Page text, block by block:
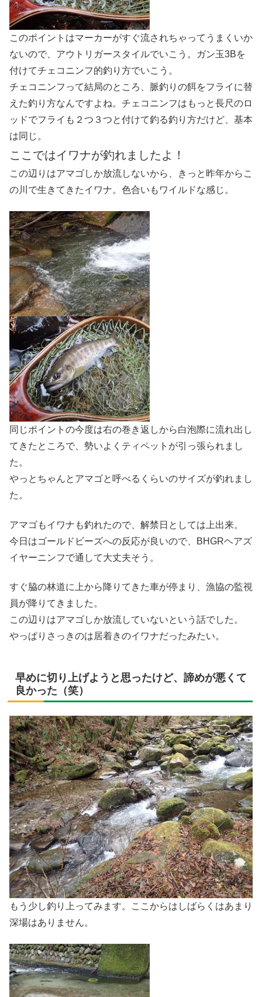
このポイントはマーカーがすぐ流されちゃってうまくいか
ないので、アウトリガースタイルでいこう。ガン玉3Bを
付けてチェコニンフ的釣り方でいこう。
チェコニンフって結局のところ、脈釣りの餌をフライに替
えた釣り方なんですよね。チェコニンフはもっと長尺のロ
ッドでフライも２つ３つと付けて釣る釣り方だけど、基本
は同じ。
ここではイワナが釣れましたよ！
この辺りはアマゴしか放流しないから、きっと昨年からこ
の川で生きてきたイワナ。色合いもワイルドな感じ。
同じポイントの今度は右の巻き返しから白泡際に流れ出し
てきたところで、勢いよくティペットが引っ張られまし
た。
やっとちゃんとアマゴと呼べるくらいのサイズが釣れまし
た。
アマゴもイワナも釣れたので、解禁日としては上出来。
今日はゴールドビーズへの反応が良いので、BHGRヘアズ
イヤーニンフで通して大丈夫そう。
すぐ脇の林道に上から降りてきた車が停まり、漁協の監視
員が降りてきました。
この辺りはアマゴしか放流していないという話でした。
やっぱりさっきのは居着きのイワナだったみたい。
早めに切り上げようと思ったけど、諦めが悪くて
良かった（笑）
もう少し釣り上ってみます。ここからはしばらくはあまり
深場はありません。